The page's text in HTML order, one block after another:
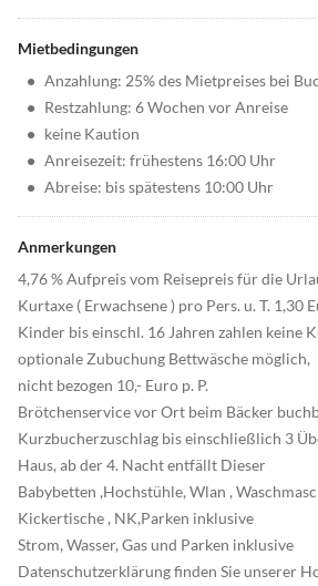
Mietbedingungen
• Anzahlung: 25% des Mietpreises bei
• Restzahlung: 6 Wochen vor Anreise
• keine Kaution
• Anreisezeit: frühestens 16:00 Uhr
• Abreise: bis spätestens 10:00 Uhr
Anmerkungen
4,76 % Aufpreis vom Reisepreis für die
Kurtaxe ( Erwachsene ) pro Pers. u. T. 1,30
Kinder bis einschl. 16 Jahren zahlen keine
optionale Zubuchung Bettwäsche möglich,
nicht bezogen 10,- Euro p. P.
Brötchenservice vor Ort beim Bäcker
Kurzbucherzuschlag bis einschließlich 3
Haus, ab der 4. Nacht entfällt Dieser
Babybetten ,Hochstühle, Wlan ,
Kickertische , NK,Parken inklusive
Strom, Wasser, Gas und Parken inklusive
Datenschutzerklärung finden Sie unserer